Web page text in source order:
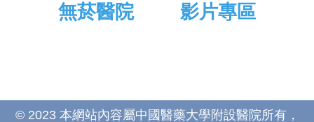
無菸醫院 影片專區
© 2023 本網站內容屬中國醫藥大學附設醫院所有，